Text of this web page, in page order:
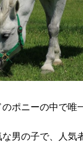
ポニーの中で唯
男の子で、人気